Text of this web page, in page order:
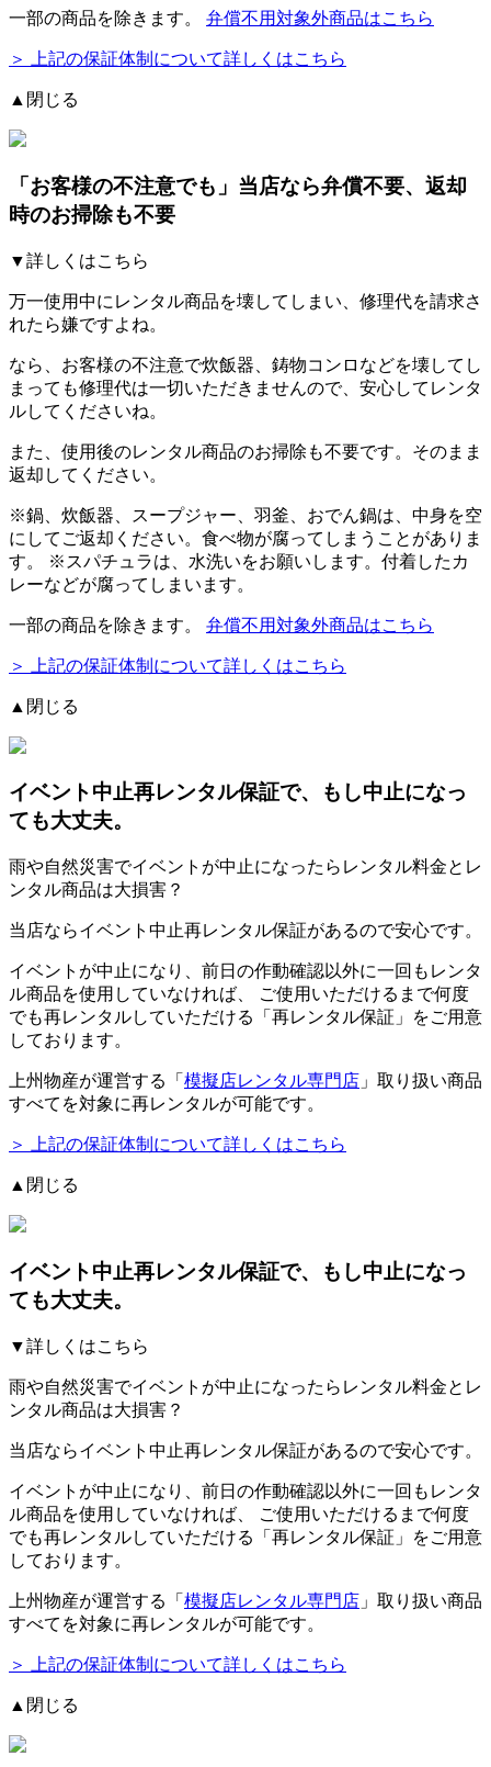
一部の商品を除きます。 弁償不用対象外商品はこちら
＞ 上記の保証体制について詳しくはこちら
▲閉じる
「お客様の不注意でも」 当店なら弁償不要、返却
時のお掃除も不要
▼詳しくはこちら
万一使用中にレンタル商品を壊してしまい、修理代を請求さ
れたら嫌ですよね。
なら、お客様の不注意で炊飯器、鋳物コンロなどを壊してし
まっても修理代は一切いただきませんので、安心してレンタ
ルしてくださいね。
また、使用後のレンタル商品のお掃除も不要です。そのまま
返却してください。
※鍋、炊飯器、スープジャー、羽釜、おでん鍋は、中身を空
にしてご返却ください。食べ物が腐ってしまうことがありま
す。 ※スパチュラは、水洗いをお願いします。付着したカ
レーなどが腐ってしまいます。
一部の商品を除きます。 弁償不用対象外商品はこちら
＞ 上記の保証体制について詳しくはこちら
▲閉じる
イベント中止再レンタル保証で、もし中止になっ
ても大丈夫。
雨や自然災害でイベントが中止になったらレンタル料金とレ
ンタル商品は大損害？
当店ならイベント中止再レンタル保証があるので安心です。
イベントが中止になり、前日の作動確認以外に一回もレンタ
ル商品を使用していなければ、
ご使用いただけるまで何度
でも再レンタルしていただける「再レンタル保証」をご用意
しております。
上州物産が運営する「 模擬店レンタル専門店 」取り扱い商品
すべてを対象に再レンタルが可能です。
＞ 上記の保証体制について詳しくはこちら
▲閉じる
イベント中止再レンタル保証で、もし中止になっ
ても大丈夫。
▼詳しくはこちら
雨や自然災害でイベントが中止になったらレンタル料金とレ
ンタル商品は大損害？
当店ならイベント中止再レンタル保証があるので安心です。
イベントが中止になり、前日の作動確認以外に一回もレンタ
ル商品を使用していなければ、
ご使用いただけるまで何度
でも再レンタルしていただける「再レンタル保証」をご用意
しております。
上州物産が運営する「 模擬店レンタル専門店 」取り扱い商品
すべてを対象に再レンタルが可能です。
＞ 上記の保証体制について詳しくはこちら
▲閉じる